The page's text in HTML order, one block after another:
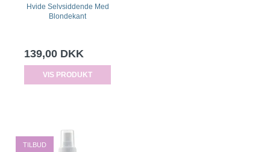
Hvide Selvsiddende Med
Blondekant
139,00 DKK
VIS PRODUKT
TILBUD